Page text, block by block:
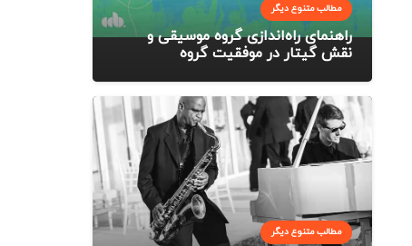
مطالب متنوع دیگر
راهنمای راه‌اندازی گروه موسیقی و
نقش گیتار در موفقیت گروه
مطالب متنوع دیگر